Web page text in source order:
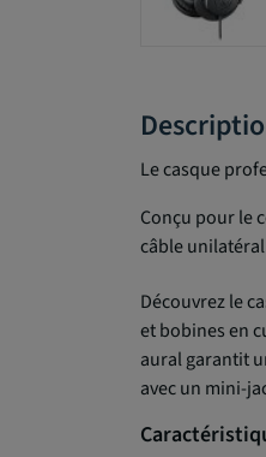
Le casque
Conçu pour le
câble
Découvrez le
et bobines en
aural garantit
avec un mini-